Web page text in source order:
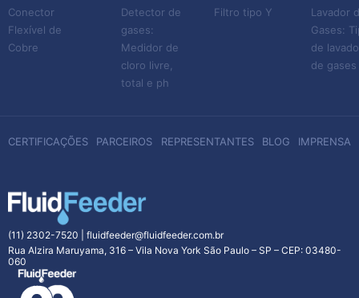
Conector
Flexível de
Cobre
Detector de
gases:
Medidor de
cloro livre,
total e ph
Filtro tipo Y
Lavador
Gases:
de
de gases
CERTIFICAÇÕES PARCEIROS REPRESENTANTES BLOG IMPRENSA
(11) 2302-7520
fluidfeeder@fluidfeeder.com.br
Rua Alzira Maruyama, 316 – Vila Nova York São Paulo – SP – CEP: 03480-
060